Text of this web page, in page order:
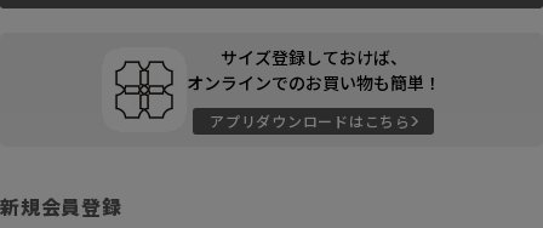
サイズ登録しておけば、
オンラインでのお買い物も簡単！
アプリダウンロードはこちら
新規会員登録